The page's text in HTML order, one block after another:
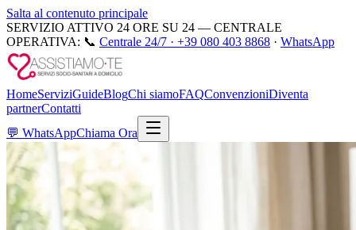
Salta al contenuto principale
SERVIZIO ATTIVO 24 ORE SU 24 — CENTRALE
OPERATIVA: 📞 Centrale 24/7 · +39 080 403 8868 · WhatsApp
HomeServiziGuideBlogChi siamoFAQConvenzioniDiventa
partnerContatti
💬 WhatsAppChiama Ora